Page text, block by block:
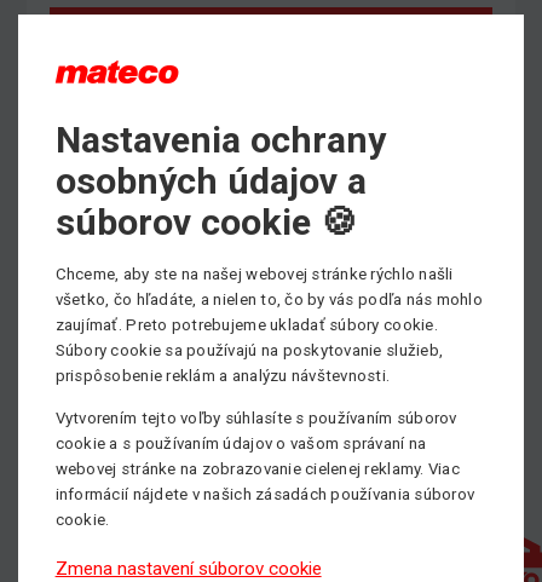
Min. nosnosť
2500/3000 kg
Príslušenstvo
Nastavenia ochrany
osobných údajov a
súborov cookie 🍪
Chceme, aby ste na našej webovej stránke rýchlo našli
všetko, čo hľadáte, a nielen to, čo by vás podľa nás mohlo
zaujímať. Preto potrebujeme ukladať súbory cookie.
Súbory cookie sa používajú na poskytovanie služieb,
prispôsobenie reklám a analýzu návštevnosti.
Vytvorením tejto voľby súhlasíte s používaním súborov
cookie a s používaním údajov o vašom správaní na
webovej stránke na zobrazovanie cielenej reklamy. Viac
informácií nájdete v našich zásadách používania súborov
cookie.
Zmena nastavení súborov cookie